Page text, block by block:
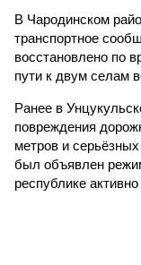
В Чародинском
транспортное
восстановлено по
пути к двум селам
Ранее в
повреждения
метров и
был объявлен
республике